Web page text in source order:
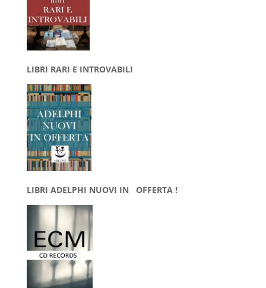
LIBRI RARI E INTROVABILI
LIBRI ADELPHI NUOVI IN OFFERTA !